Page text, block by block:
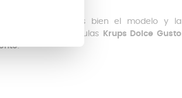
que compruebes bien el modelo y la
cafetera de cápsulas
Krups Dolce Gusto
.